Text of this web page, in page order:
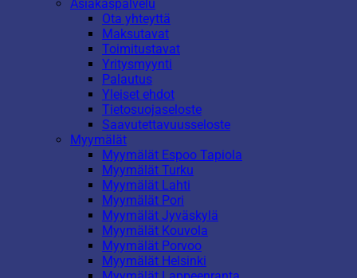
Asiakaspalvelu
Ota yhteyttä
Maksutavat
Toimitustavat
Yritysmyynti
Palautus
Yleiset ehdot
Tietosuojaseloste
Saavutettavuusseloste
Myymälät
Myymälät Espoo Tapiola
Myymälät Turku
Myymälät Lahti
Myymälät Pori
Myymälät Jyväskylä
Myymälät Kouvola
Myymälät Porvoo
Myymälät Helsinki